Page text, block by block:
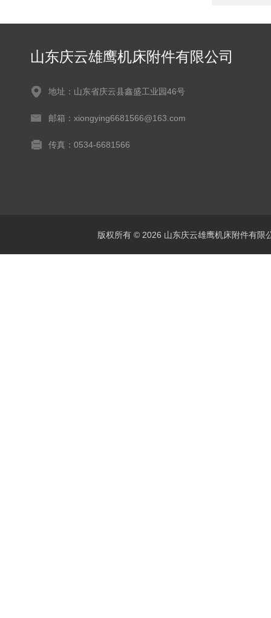
山东庆云雄鹰机床附件有限公司
地址：山东省庆云县鑫盛工业园46号
邮箱：xiongying6681566@163.com
传真：0534-6681566
版权所有 © 2026 山东庆云雄鹰机床附件有